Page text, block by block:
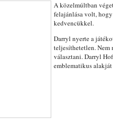
A közelmúltban
felajánlása volt,
kedvencükkel.
Darryl nyerte a
teljesíthetetlen.
választani. Darryl
emblematikus